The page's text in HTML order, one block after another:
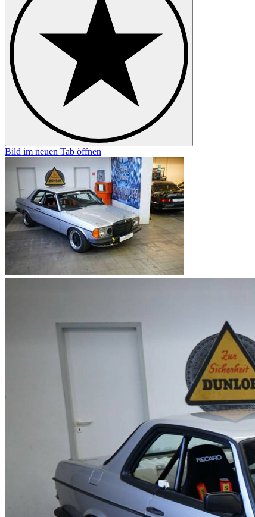
Bild im neuen Tab öffnen